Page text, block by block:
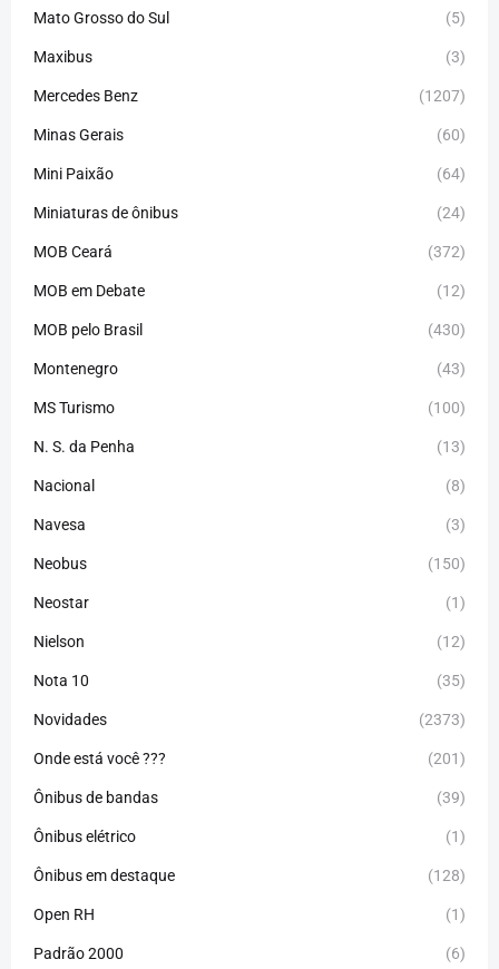
Mato Grosso do Sul (5)
Maxibus (3)
Mercedes Benz (1207)
Minas Gerais (60)
Mini Paixão (64)
Miniaturas de ônibus (24)
MOB Ceará (372)
MOB em Debate (12)
MOB pelo Brasil (430)
Montenegro (43)
MS Turismo (100)
N. S. da Penha (13)
Nacional (8)
Navesa (3)
Neobus (150)
Neostar (1)
Nielson (12)
Nota 10 (35)
Novidades (2373)
Onde está você ??? (201)
Ônibus de bandas (39)
Ônibus elétrico (1)
Ônibus em destaque (128)
Open RH (1)
Padrão 2000 (6)